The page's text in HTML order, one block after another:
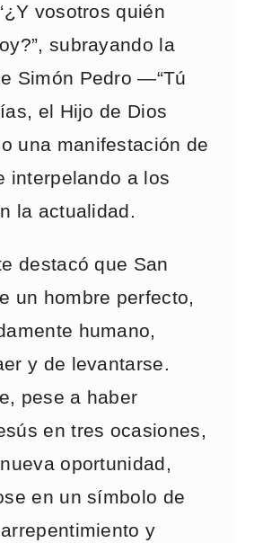
vosotros quién
subrayando la
Simón Pedro —“Tú
el Hijo de Dios
una manifestación de
interpelando a los
la actualidad.
destacó que San
un hombre perfecto,
humano,
y de levantarse.
pese a haber
en tres ocasiones,
oportunidad,
en un símbolo de
y